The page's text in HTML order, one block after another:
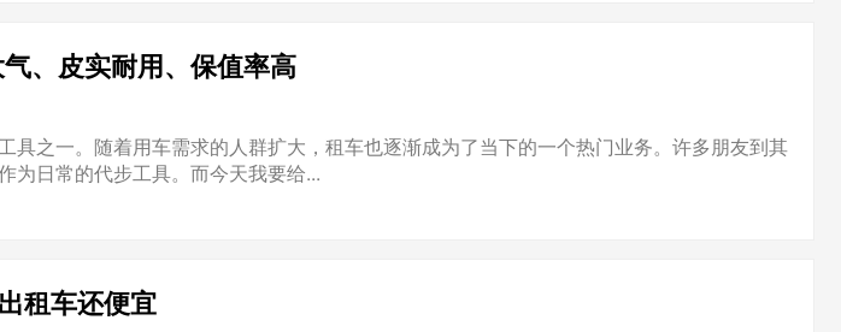
、皮实耐用、保值率高
具之一。随着用车需求的人群扩大，租车也逐渐成为了当下的一个热门业务。许多朋友到其
为日常的代步工具。而今天我要给...
租车还便宜